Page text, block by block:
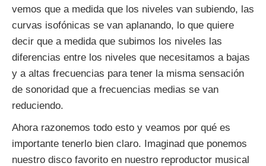
vemos que a medida que los niveles van subiendo, las
curvas isofónicas se van aplanando, lo que quiere
decir que a medida que subimos los niveles las
diferencias entre los niveles que necesitamos a bajas
y a altas frecuencias para tener la misma sensación
de sonoridad que a frecuencias medias se van
reduciendo.
Ahora razonemos todo esto y veamos por qué es
importante tenerlo bien claro. Imaginad que ponemos
nuestro disco favorito en nuestro reproductor musical